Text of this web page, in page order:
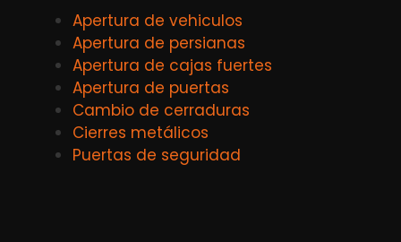
Apertura de vehiculos
Apertura de persianas
Apertura de cajas fuertes
Apertura de puertas
Cambio de cerraduras
Cierres metálicos
Puertas de seguridad